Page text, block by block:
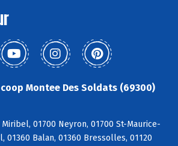
Montee Des Soldats (69300)
01700 Neyron, 01700 St-Maurice-
01360 Balan, 01360 Bressolles, 01120